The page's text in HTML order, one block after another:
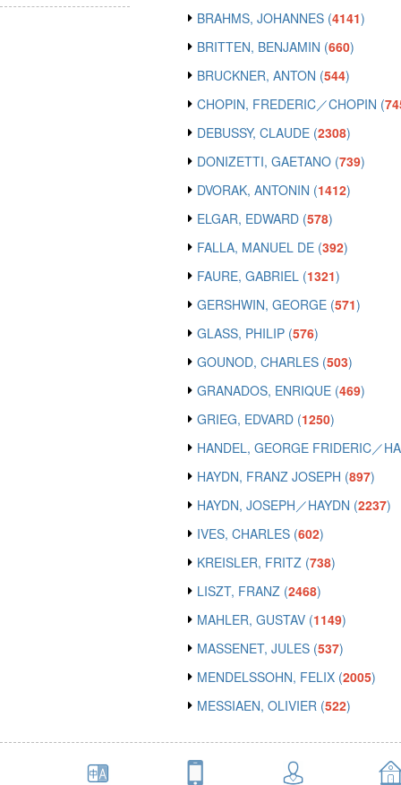
BRAHMS, JOHANNES (4141)
BRITTEN, BENJAMIN (660)
BRUCKNER, ANTON (544)
CHOPIN, FREDERIC／CHOPIN (
DEBUSSY, CLAUDE (2308)
DONIZETTI, GAETANO (739)
DVORAK, ANTONIN (1412)
ELGAR, EDWARD (578)
FALLA, MANUEL DE (392)
FAURE, GABRIEL (1321)
GERSHWIN, GEORGE (571)
GLASS, PHILIP (576)
GOUNOD, CHARLES (503)
GRANADOS, ENRIQUE (469)
GRIEG, EDVARD (1250)
HANDEL, GEORGE FRIDERIC／
HAYDN, FRANZ JOSEPH (897)
HAYDN, JOSEPH／HAYDN (2237)
IVES, CHARLES (602)
KREISLER, FRITZ (738)
LISZT, FRANZ (2468)
MAHLER, GUSTAV (1149)
MASSENET, JULES (537)
MENDELSSOHN, FELIX (2005)
MESSIAEN, OLIVIER (522)